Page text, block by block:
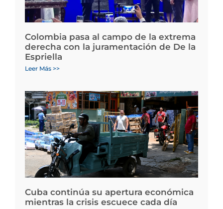
Colombia pasa al campo de la extrema
derecha con la juramentación de De la
Espriella
Leer Más >>
Cuba continúa su apertura económica
mientras la crisis escuece cada día